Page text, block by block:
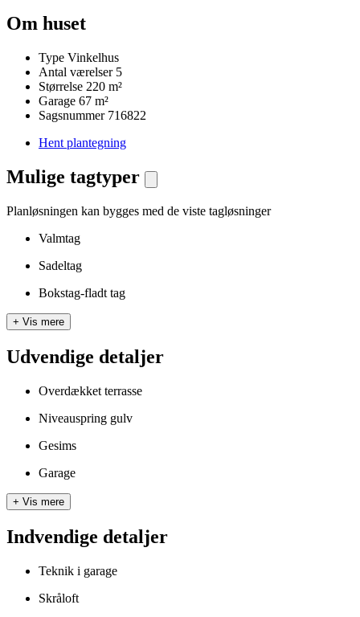
Om huset
Type Vinkelhus
Antal værelser 5
Størrelse 220 m²
Garage 67 m²
Sagsnummer 716822
Hent plantegning
Mulige tagtyper
Planløsningen kan bygges med de viste tagløsninger
Valmtag
Sadeltag
Bokstag-fladt tag
+ Vis mere
Udvendige detaljer
Overdækket terrasse
Niveauspring gulv
Gesims
Garage
+ Vis mere
Indvendige detaljer
Teknik i garage
Skråloft